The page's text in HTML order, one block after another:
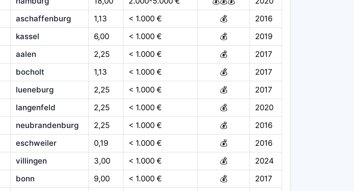
aschaffenburg 1,13 < 1.000 € 💰
2016
kassel 6,00 < 1.000 € 💰
2019
aalen 2,25 < 1.000 € 💰
2017
bocholt 1,13 < 1.000 € 💰
2017
lueneburg 2,25 < 1.000 € 💰
2017
langenfeld 2,25 < 1.000 € 💰
2020
neubrandenburg 2,25 < 1.000 € 💰
2016
eschweiler 0,19 < 1.000 € 💰
2016
villingen 3,00 < 1.000 € 💰
2024
bonn 9,00 < 1.000 € 💰
2017